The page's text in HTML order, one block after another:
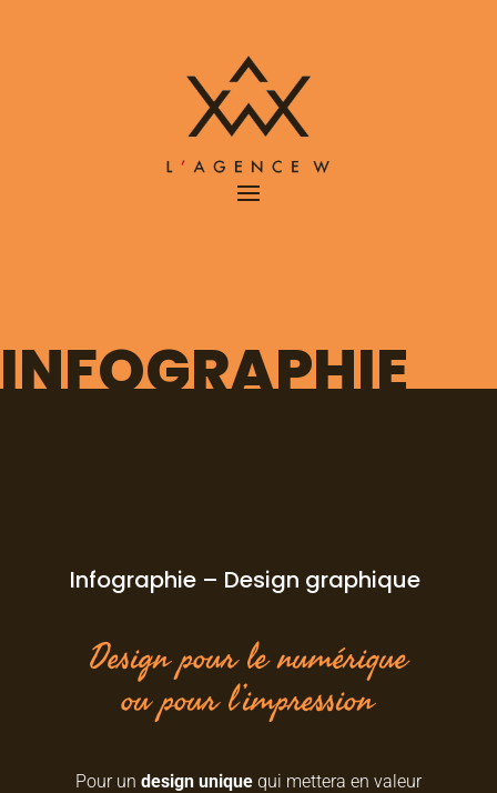
INFOGRAPHIE
Infographie – Design graphique
Design pour le numérique
ou pour l’impression
Pour un design unique qui mettera en valeur